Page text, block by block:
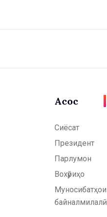
Асосӣ
Сиёсат
Президент
Парлумон
Вохӯриҳо
Муносибатҳои
байналмилалӣ